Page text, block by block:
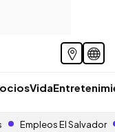
Vida
Empleos El Salvador